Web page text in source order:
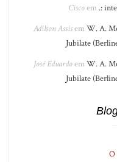
Ciscoem .:
Adilson Assisem W. A.
Jubilate
José Eduardoem W. A.
Jubilate
O